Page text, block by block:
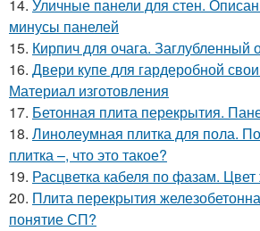
14. Уличные панели для стен.
минусы панелей
15. Кирпич для очага. Заглубленный
16. Двери купе для гардеробной
Материал изготовления
17. Бетонная плита перекрытия.
18. Линолеумная плитка для пола.
плитка –, что это такое?
19. Расцветка кабеля по фазам.
20. Плита перекрытия
понятие СП?